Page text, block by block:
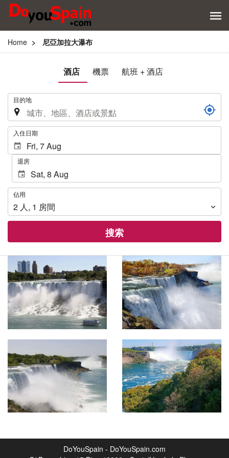
Home 尼亞加拉大瀑布
酒店 機票 航班 + 酒店
. 目的地
. 入住日期
退房
佔
用
佔用
2 人, 1 房間
搜索
DoYouSpain - DoYouSpain.com